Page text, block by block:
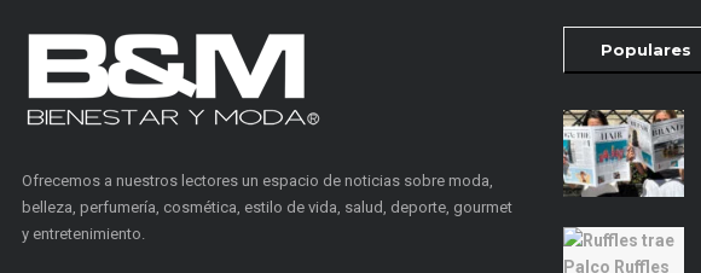
Ofrecemos a nuestros lectores un espacio de noticias sobre moda,
belleza, perfumería, cosmética, estilo de vida, salud, deporte, gourmet
y entretenimiento.
Populares